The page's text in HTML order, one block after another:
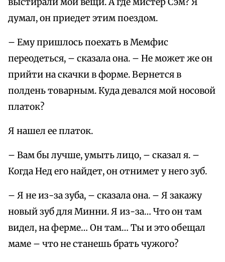
думал, он приедет этим поездом.
– Ему пришлось поехать в Мемфис
переодеться, – сказала она. – Не может же он
прийти на скачки в форме. Вернется в
полдень товарным. Куда девался мой носовой
платок?
Я нашел ее платок.
– Вам бы лучше, умыть лицо, – сказал я. –
Когда Нед его найдет, он отнимет у него зуб.
– Я не из-за зуба, – сказала она. – Я закажу
новый зуб для Минни. Я из-за… Что он там
видел, на ферме… Он там… Ты и это обещал
маме – что не станешь брать чужого?